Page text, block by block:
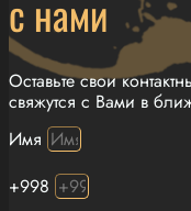
с нами
Оставьте свои
свяжутся с Вами в
Имя
+998